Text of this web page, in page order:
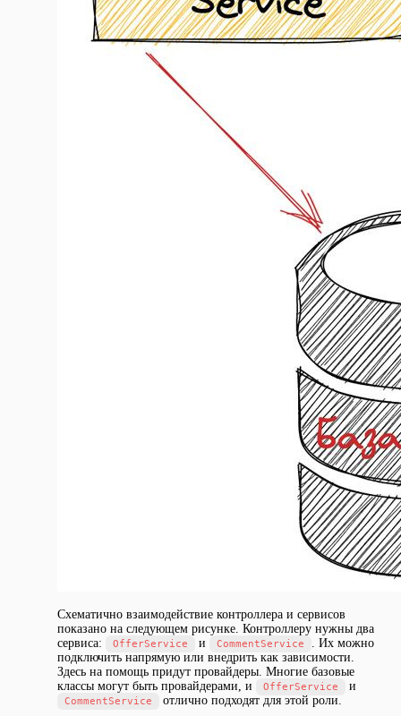
Схематично взаимодействие контроллера и сервисов
показано на следующем рисунке. Контроллеру нужны два
сервиса:
OfferService и CommentService
. Их можно
подключить напрямую или внедрить как зависимости.
Здесь на помощь придут провайдеры. Многие базовые
классы могут быть провайдерами, и
OfferService и
CommentService отлично подходят для этой роли.